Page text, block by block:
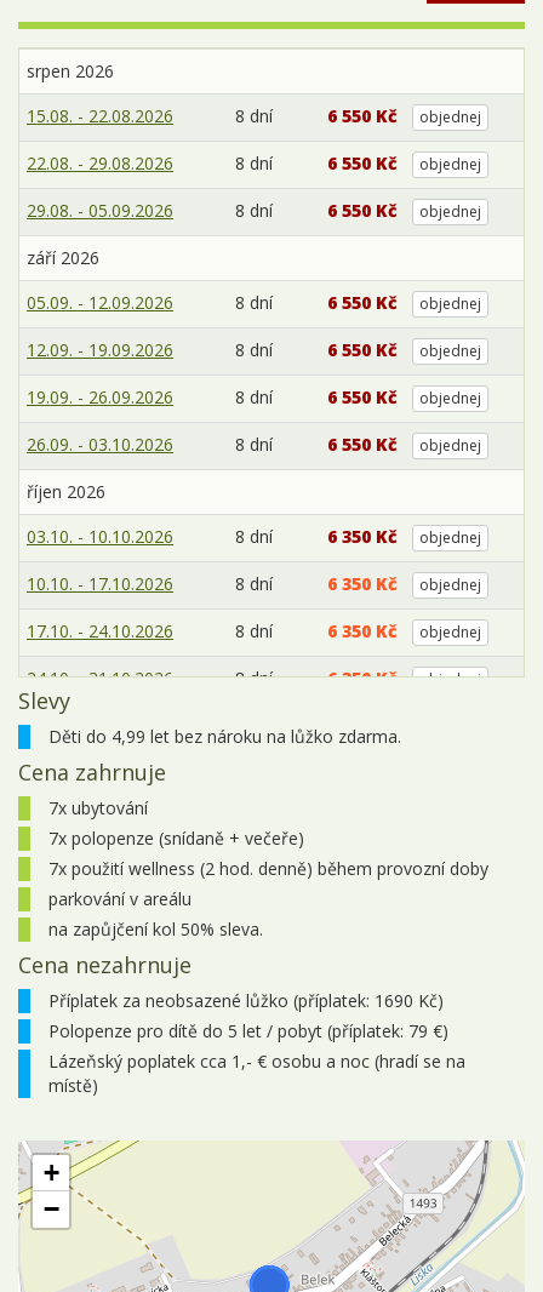
srpen 2026
15.08. - 22.08.2026
8 dní 6 550 Kč objednej
22.08. - 29.08.2026 8 dní 6 550 Kč objednej
29.08. - 05.09.2026 8 dní 6 550 Kč objednej
září 2026
05.09. - 12.09.2026
8 dní 6 550 Kč objednej
12.09. - 19.09.2026 8 dní 6 550 Kč objednej
19.09. - 26.09.2026 8 dní 6 550 Kč objednej
26.09. - 03.10.2026 8 dní 6 550 Kč objednej
říjen 2026
03.10. - 10.10.2026
8 dní 6 350 Kč objednej
10.10. - 17.10.2026 8 dní 6 350 Kč objednej
17.10. - 24.10.2026 8 dní 6 350 Kč objednej
24.10. - 31.10.2026 8 dní 6 350 Kč objednej
31.10. - 07.11.2026 8 dní 6 350 Kč
listopad 2026
07.11. - 14.11.2026
14.11. - 21.11.2026 8 dní 6 350 Kč objednej
21.11. - 28.11.2026
28.11. - 05.12.2026
prosinec 2026
05.12. - 12.12.2026
8 dní 6 350 Kč
12.12. - 19.12.2026
Slevy
Děti do 4,99 let bez nároku na lůžko zdarma.
Cena zahrnuje
7x ubytování
7x polopenze (snídaně + večeře)
7x použití wellness (2 hod. denně) během provozní doby
parkování v areálu
na zapůjčení kol 50% sleva.
Cena nezahrnuje
Příplatek za neobsazené lůžko (příplatek: 1690 Kč)
Polopenze pro dítě do 5 let / pobyt (příplatek: 79 €)
Lázeňský poplatek cca 1,- € osobu a noc (hradí se na
místě)
+
−